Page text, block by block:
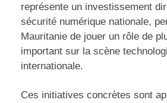
représente un investissement
sécurité numérique nationale,
Mauritanie de jouer un rôle de
important sur la scène
internationale.
Ces initiatives concrètes sont